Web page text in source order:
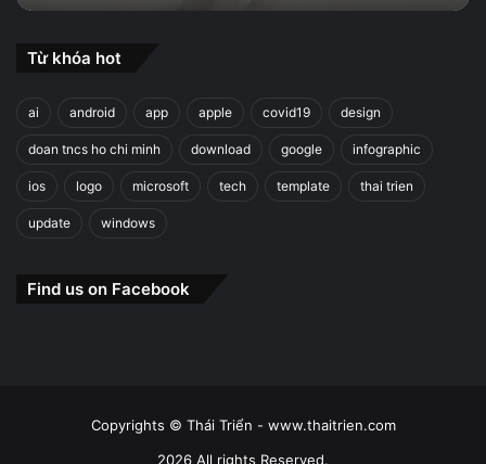
Từ khóa hot
ai android app apple covid19 design
doan tncs ho chi minh download google infographic
ios logo microsoft tech template thai trien
update windows
Find us on Facebook
Copyrights © Thái Triển - www.thaitrien.com
2026 All rights Reserved.